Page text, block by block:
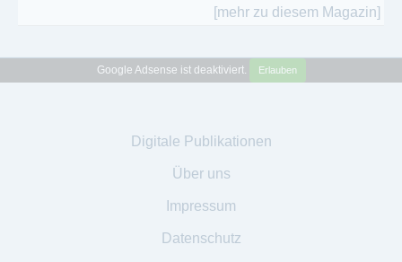
[mehr zu diesem Magazin]
Google Adsense ist deaktiviert. Erlauben
Digitale Publikationen
Über uns
Impressum
Datenschutz